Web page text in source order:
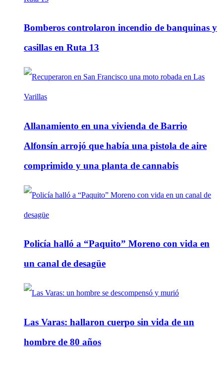
Bomberos controlaron incendio de banquinas y
casillas en Ruta 13
Allanamiento en una vivienda de Barrio
Alfonsín arrojó que había una pistola de aire
comprimido y una planta de cannabis
Policía halló a “Paquito” Moreno con vida en
un canal de desagüe
Las Varas: hallaron cuerpo sin vida de un
hombre de 80 años